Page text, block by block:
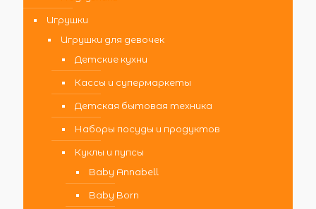
Игрушки
Игрушки для девочек
Детские кухни
Кассы и супермаркеты
Детская бытовая техника
Наборы посуды и продуктов
Куклы и пупсы
Baby Annabell
Baby Born